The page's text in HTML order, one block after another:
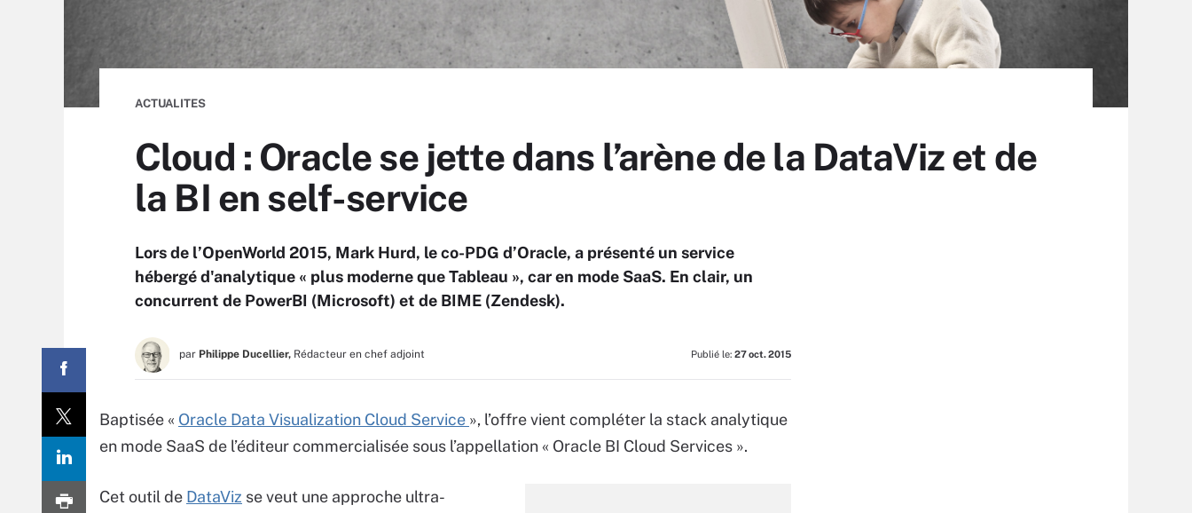
ACTUALITES
Cloud : Oracle se jette dans l’arène de la DataViz et de
la BI en self-service
Lors de l’OpenWorld 2015, Mark Hurd, le co-PDG d’Oracle, a présenté un service
hébergé d'analytique « plus moderne que Tableau », car en mode SaaS. En clair, un
concurrent de PowerBI (Microsoft) et de BIME (Zendesk).
par Philippe Ducellier, Rédacteur en chef adjoint Publié le: 27 oct. 2015
Baptisée « Oracle Data Visualization Cloud Service », l’offre vient compléter la stack analytique
en mode SaaS de l’éditeur commercialisée sous l’appellation « Oracle BI Cloud Services ».
Cet outil de DataViz se veut une approche ultra-